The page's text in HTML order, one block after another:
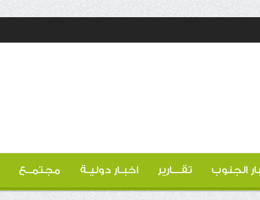
الجنوب تقـــارير اخبـار دوليـة مجتمــع